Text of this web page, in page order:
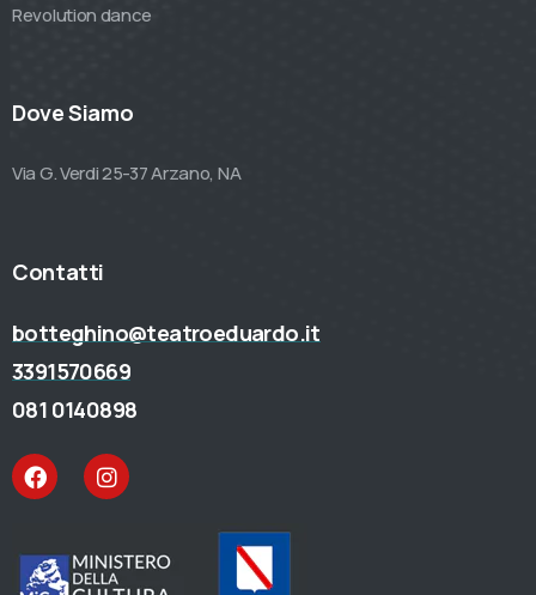
Revolution dance
Dove Siamo
Via G. Verdi 25-37 Arzano, NA
Contatti
botteghino@teatroeduardo.it
3391570669
081 0140898